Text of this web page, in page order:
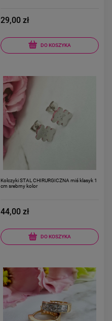
29,00 zł
DO KOSZYKA
Kolczyki STAL CHIRURGICZNA miś klasyk 1
cm srebrny kolor
44,00 zł
DO KOSZYKA